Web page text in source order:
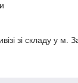
зі складу у м.